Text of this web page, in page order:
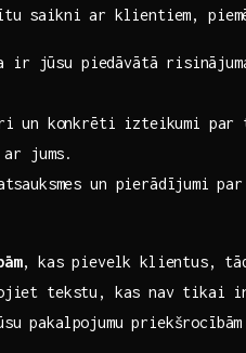
saikni ‍ar klientiem,
ir jūsu piedāvātā
un konkrēti izteikumi par
jums.
un pierādījumi
,⁤ kas pievelk klientus,
tekstu, kas nav tikai
pakalpojumu